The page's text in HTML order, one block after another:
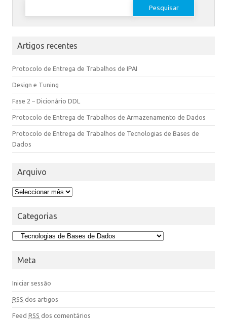
Artigos recentes
Protocolo de Entrega de Trabalhos de IPAI
Design e Tuning
Fase 2 – Dicionário DDL
Protocolo de Entrega de Trabalhos de Armazenamento de Dados
Protocolo de Entrega de Trabalhos de Tecnologias de Bases de
Dados
Arquivo
Categorias
Meta
Iniciar sessão
RSS dos artigos
Feed RSS dos comentários